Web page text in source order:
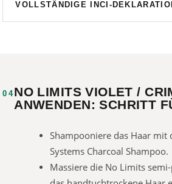
VOLLSTÄNDIGE INCI-
04NO LIMITS VIOLET /
ANWENDEN: SCHRITT
Shampooniere das Haar mit
Systems Charcoal Shampoo.
Massiere die No Limits